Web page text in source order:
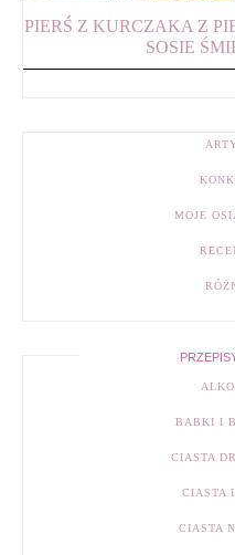
PIERŚ Z KURCZAKA Z
SOSIE
MOJE
BABKI I
CIASTA
CIASTA
CIASTA